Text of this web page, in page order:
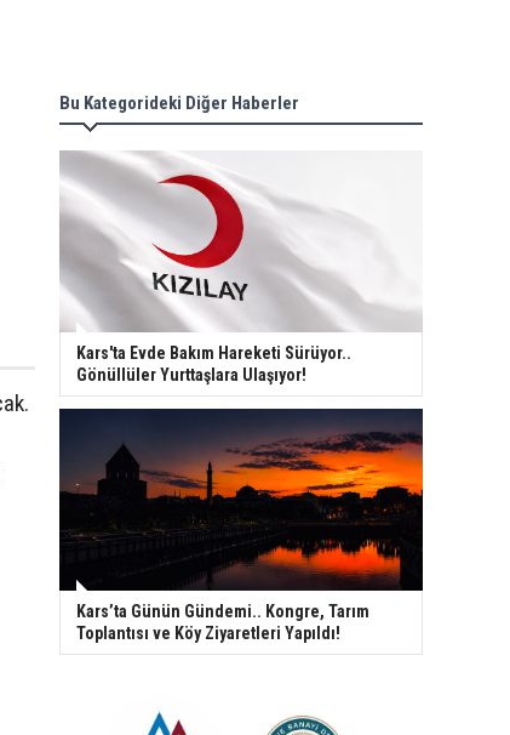
Bu Kategorideki Diğer Haberler
Kars'ta Evde Bakım Hareketi Sürüyor..
Gönüllüler Yurttaşlara Ulaşıyor!
Kars’ta Günün Gündemi.. Kongre, Tarım
Toplantısı ve Köy Ziyaretleri Yapıldı!